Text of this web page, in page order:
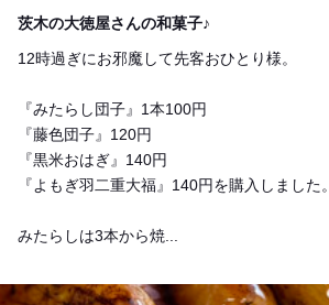
茨木の大徳屋さんの和菓子♪
12時過ぎにお邪魔して先客おひとり様。
『みたらし団子』1本100円
『藤色団子』120円
『黒米おはぎ』140円
『よもぎ羽二重大福』140円を購入しました。
みたらしは3本から焼...